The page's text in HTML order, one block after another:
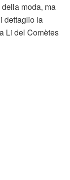
moda, ma
dettaglio la
Li del Comètes